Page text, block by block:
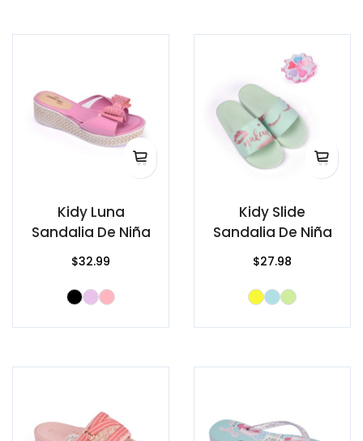
Kidy Luna
Sandalia De Niña
$32.99
Kidy Slide
Sandalia De Niña
$27.98